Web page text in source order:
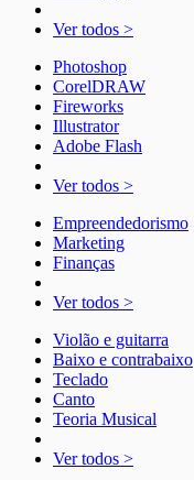
Ver todos >
Photoshop
CorelDRAW
Fireworks
Illustrator
Adobe Flash
Ver todos >
Empreendedorismo
Marketing
Finanças
Ver todos >
Violão e guitarra
Baixo e contrabaixo
Teclado
Canto
Teoria Musical
Ver todos >